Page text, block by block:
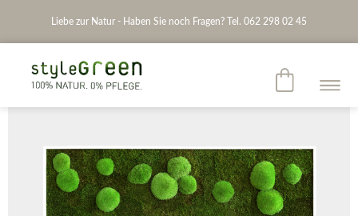
Liebe zur Natur - Haben Sie noch Fragen? Tel. 062 298 02 45